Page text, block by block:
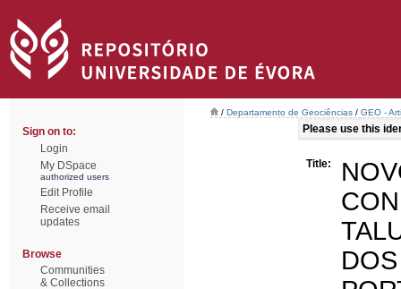
Sign on to:
Login
My DSpace
authorized users
Edit Profile
Receive email
updates
Browse
Communities
& Collections
/ Departamento de Geociências / GEO -
Please use this
Title: